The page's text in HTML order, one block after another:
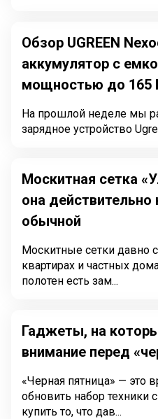
Обзор UGREEN
аккумулятор с
мощностью до 165
На прошлой неделе мы
зарядное устройство
Москитная сетка
она
обычной
Москитные сетки давно
квартирах и частных
полотен есть зам...
Гаджеты, на
внимание перед
«Черная пятница» — это
обновить набор техники
купить то, что дав...